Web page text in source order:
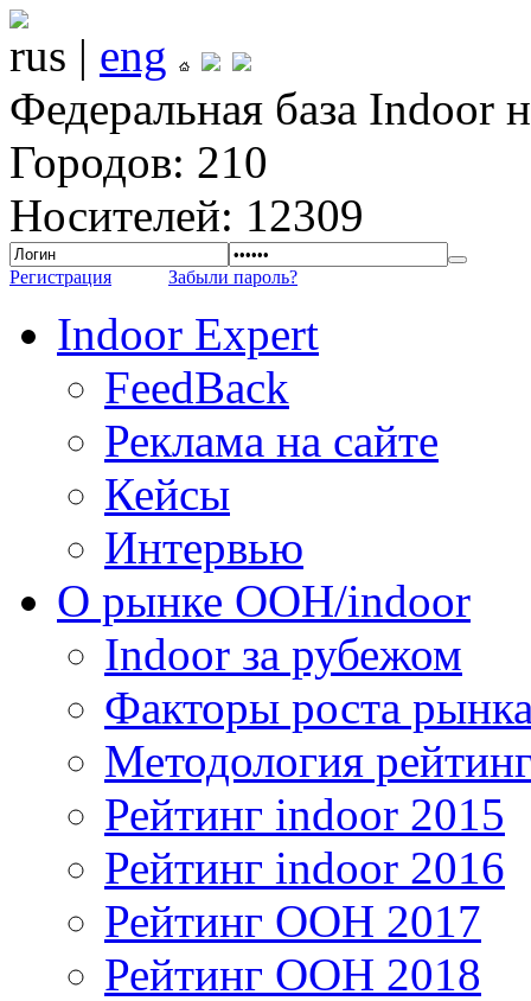
rus | eng
Федеральная база Indoor
Городов: 210
Носителей: 12309
Регистрация Забыли пароль?
Indoor Expert
FeedBack
Реклама на сайте
Кейсы
Интервью
О рынке OOH/indoor
Indoor за рубежом
Факторы роста
Методология
Рейтинг indoor 2015
Рейтинг indoor 2016
Рейтинг OOH 2017
Рейтинг OOH 2018